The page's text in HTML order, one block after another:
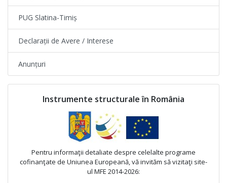
PUG Slatina-Timiș
Declarații de Avere / Interese
Anunțuri
Instrumente structurale în România
Pentru informaţii detaliate despre celelalte programe
cofinanţate de Uniunea Europeană, vă invităm să vizitaţi site-
ul MFE 2014-2026: